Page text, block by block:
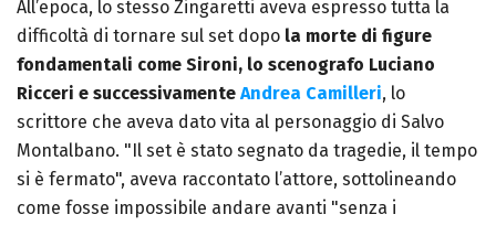
All’epoca, lo stesso Zingaretti aveva espresso tutta la
difficoltà di tornare sul set dopo la morte di figure
fondamentali come Sironi, lo scenografo Luciano
Ricceri e successivamente Andrea Camilleri, lo
scrittore che aveva dato vita al personaggio di Salvo
Montalbano. "Il set è stato segnato da tragedie, il tempo
si è fermato", aveva raccontato l’attore, sottolineando
come fosse impossibile andare avanti "senza i